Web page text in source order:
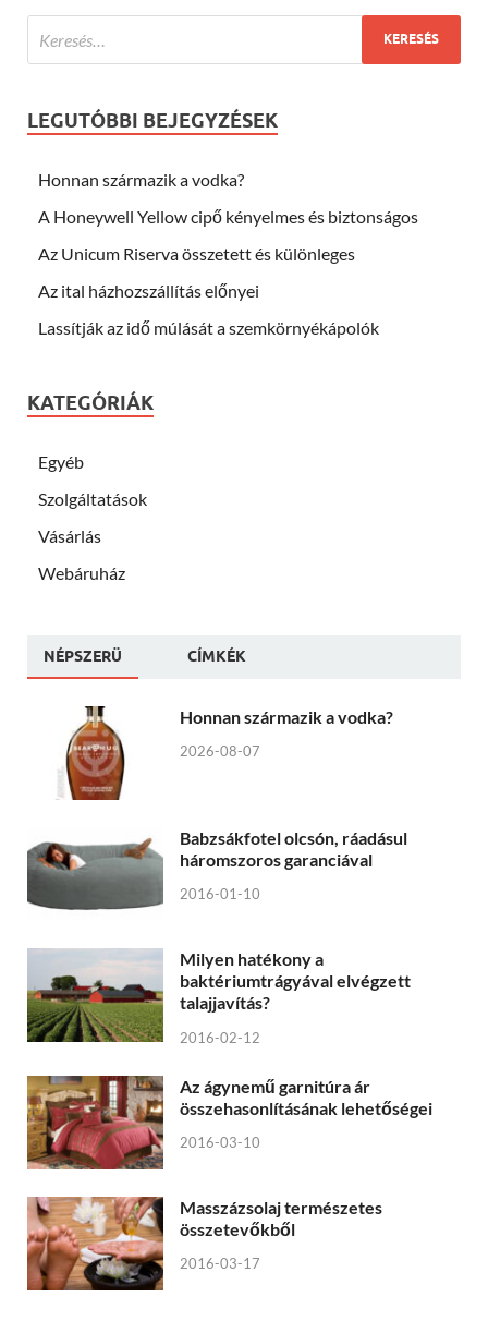
LEGUTÓBBI BEJEGYZÉSEK
Honnan származik a vodka?
A Honeywell Yellow cipő kényelmes és biztonságos
Az Unicum Riserva összetett és különleges
Az ital házhozszállítás előnyei
Lassítják az idő múlását a szemkörnyékápolók
KATEGÓRIÁK
Egyéb
Szolgáltatások
Vásárlás
Webáruház
NÉPSZERÜ CÍMKÉK
Honnan származik a vodka?
2026-08-07
Babzsákfotel olcsón, ráadásul
háromszoros garanciával
2016-01-10
Milyen hatékony a
baktériumtrágyával elvégzett
talajjavítás?
2016-02-12
Az ágynemű garnitúra ár
összehasonlításának lehetőségei
2016-03-10
Masszázsolaj természetes
összetevőkből
2016-03-17